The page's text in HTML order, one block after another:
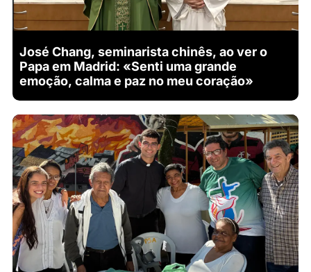
José Chang, seminarista chinês, ao ver o
Papa em Madrid: «Senti uma grande
emoção, calma e paz no meu coração»